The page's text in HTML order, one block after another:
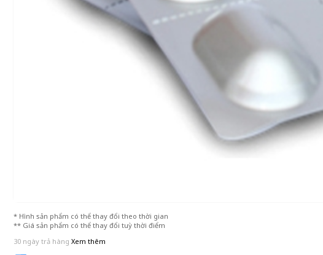
* Hình sản phẩm có thể thay đổi theo thời gian
** Giá sản phẩm có thể thay đổi tuỳ thời điểm
30 ngày trả hàng Xem thêm